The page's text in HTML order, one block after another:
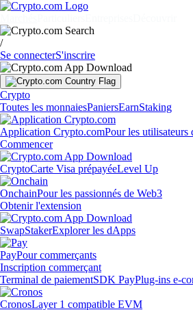
/
Se connecterS'inscrire
Crypto
Toutes les monnaiesPaniersEarnStaking
Application Crypto.comPour les utilisateurs
Commencer
CryptoCarte Visa prépayéeLevel Up
OnchainPour les passionnés de Web3
Obtenir l'extension
SwapStakerExplorer les dApps
PayPour commerçants
Inscription commerçant
Terminal de paiementSDK PayPlug-ins e-
CronosLayer 1 compatible EVM